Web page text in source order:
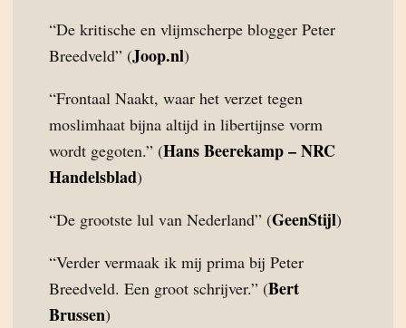
“De kritische en vlijmscherpe blogger Peter
Breedveld” (Joop.nl)
“Frontaal Naakt, waar het verzet tegen
moslimhaat bijna altijd in libertijnse vorm
wordt gegoten.” (Hans Beerekamp – NRC
Handelsblad)
“De grootste lul van Nederland” (GeenStijl)
“Verder vermaak ik mij prima bij Peter
Breedveld. Een groot schrijver.” (Bert
Brussen)